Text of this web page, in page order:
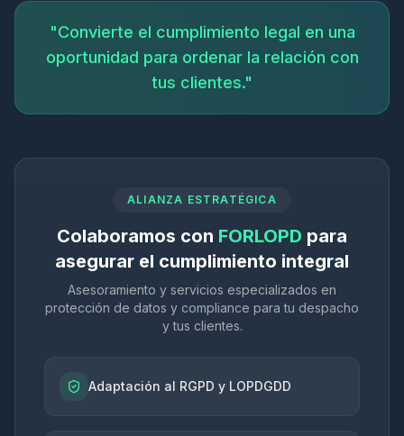
"Convierte el cumplimiento legal en una
oportunidad para ordenar la relación con
tus clientes."
ALIANZA ESTRATÉGICA
Colaboramos con FORLOPD para
asegurar el cumplimiento integral
Asesoramiento y servicios especializados en
protección de datos y compliance para tu despacho
y tus clientes.
Adaptación al RGPD y LOPDGDD